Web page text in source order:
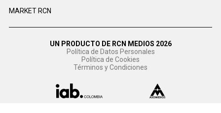
MARKET RCN
UN PRODUCTO DE RCN MEDIOS 2026
Política de Datos Personales
Política de Cookies
Términos y Condiciones